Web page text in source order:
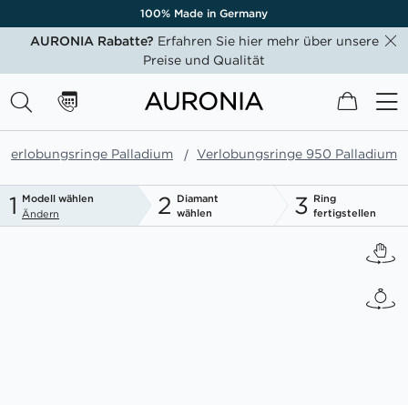
100% Made in Germany
AURONIA Rabatte? Erfahren Sie hier mehr über unsere
Preise und Qualität
Mein
Verlobungsringe Palladium Verlobungsringe 950 Palladium
1 Modell wählen
Ändern
2 Diamant
wählen
3 Ring
fertigstellen